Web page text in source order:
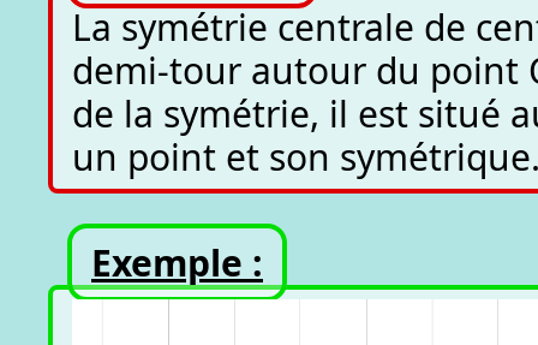
La symétrie centrale de
demi-tour autour du point
de la symétrie, il est situé
un point et son
Exemple :